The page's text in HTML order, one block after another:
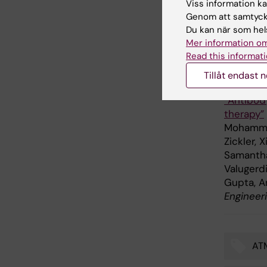
Grant
intresse
therapy”
Zickler,
Gupta,
Viss information
Genom att
Du kan när som
Mer information
Read this
Tillåt endast